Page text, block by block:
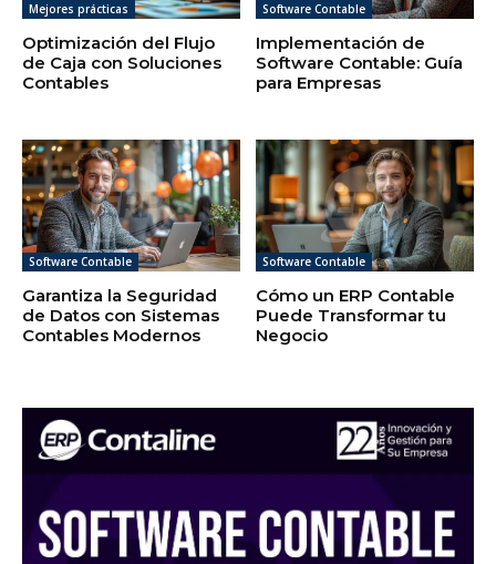
Mejores prácticas
Optimización del Flujo
de Caja con Soluciones
Contables
Software Contable
Implementación de
Software Contable: Guía
para Empresas
Software Contable
Garantiza la Seguridad
de Datos con Sistemas
Contables Modernos
Software Contable
Cómo un ERP Contable
Puede Transformar tu
Negocio